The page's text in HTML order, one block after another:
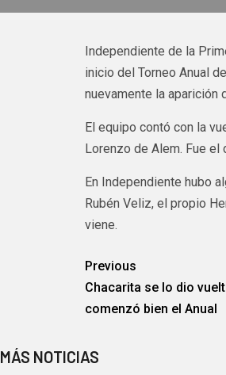
Independiente de la
inicio del Torneo Anual
nuevamente la aparición
El equipo contó con la
Lorenzo de Alem. Fue
En Independiente hubo
Rubén Veliz, el propio
viene.
Previous
Chacarita se lo dio
comenzó bien el Anual
MÁS NOTICIAS